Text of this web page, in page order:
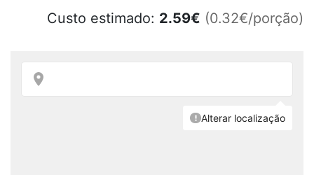
Custo estimado: 2.59€ (0.32€/porção)